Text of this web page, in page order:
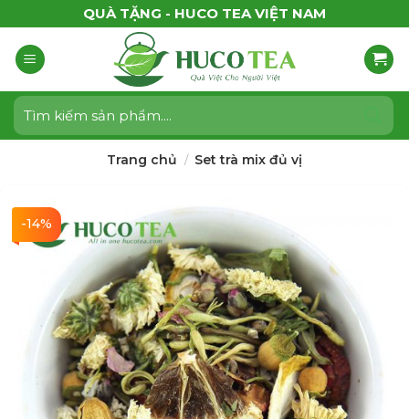
qua
nội
dung
QUÀ TẶNG - HUCO TEA VIỆT NAM
Tìm
kiếm:
Trang chủ / Set trà mix đủ vị
-14%